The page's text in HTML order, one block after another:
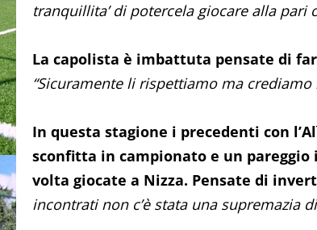
tranquillita’ di potercela giocare alla pari
La capolista è imbattuta pensate di
“Sicuramente li rispettiamo ma
In questa stagione i precedenti con
sconfitta in campionato e un pareggio
volta giocate a Nizza. Pensate di
incontrati non c’è stata una supremazia